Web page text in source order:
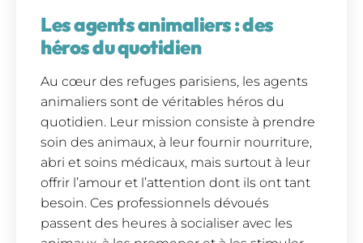
Les agents animaliers : des
héros du quotidien
Au cœur des refuges parisiens, les agents
animaliers sont de véritables héros du
quotidien. Leur mission consiste à prendre
soin des animaux, à leur fournir nourriture,
abri et soins médicaux, mais surtout à leur
offrir l’amour et l’attention dont ils ont tant
besoin. Ces professionnels dévoués
passent des heures à socialiser avec les